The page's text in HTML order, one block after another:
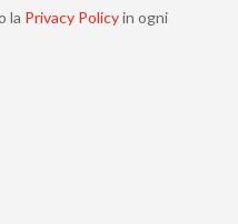
la Privacy Policyin ogni